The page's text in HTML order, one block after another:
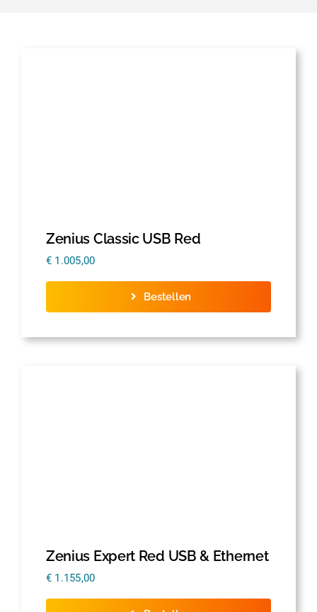
Zenius Classic USB Red
€ 1.005,00
Bestellen
Zenius Expert Red USB & Ethernet
€ 1.155,00